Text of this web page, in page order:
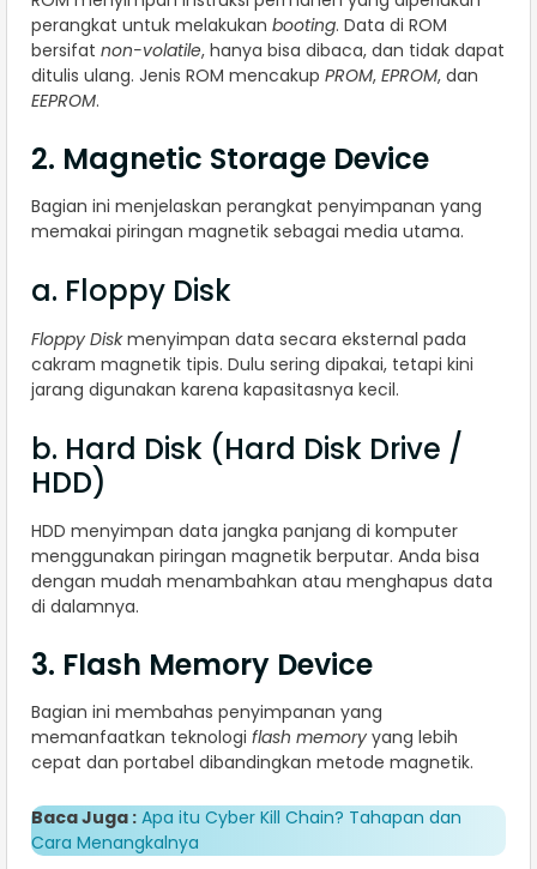
perangkat untuk melakukan booting. Data di ROM
bersifat non-volatile, hanya bisa dibaca, dan tidak dapat
ditulis ulang. Jenis ROM mencakup PROM, EPROM, dan
EEPROM.
2. Magnetic Storage Device
Bagian ini menjelaskan perangkat penyimpanan yang
memakai piringan magnetik sebagai media utama.
a. Floppy Disk
Floppy Diskmenyimpan data secara eksternal pada
cakram magnetik tipis. Dulu sering dipakai, tetapi kini
jarang digunakan karena kapasitasnya kecil.
b. Hard Disk (Hard Disk Drive /
HDD)
HDD menyimpan data jangka panjang di komputer
menggunakan piringan magnetik berputar. Anda bisa
dengan mudah menambahkan atau menghapus data
di dalamnya.
3. Flash Memory Device
Bagian ini membahas penyimpanan yang
memanfaatkan teknologi flash memory yang lebih
cepat dan portabel dibandingkan metode magnetik.
Baca Juga : Apa itu Cyber Kill Chain? Tahapan dan
Cara Menangkalnya